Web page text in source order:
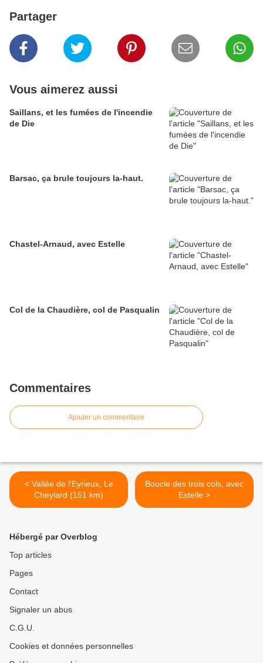
Partager
Vous aimerez aussi
Saillans, et les fumées de l'incendie
de Die
Barsac, ça brule toujours la-haut.
Chastel-Arnaud, avec Estelle
Col de la Chaudière, col de Pasqualin
Commentaires
Ajouter un commentaire
< Vallée de l'Eyrieux, Le
Cheylard (151 km)
Boucle des trois cols, avec
Estelle >
Hébergé par Overblog
Top articles
Pages
Contact
Signaler un abus
C.G.U.
Cookies et données personnelles